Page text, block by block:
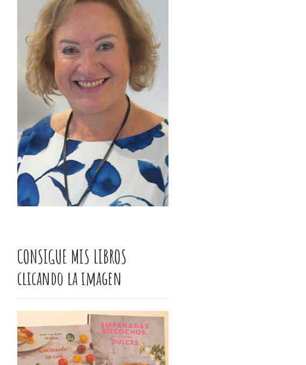
CONSIGUE MIS LIBROS
clicando la imagen